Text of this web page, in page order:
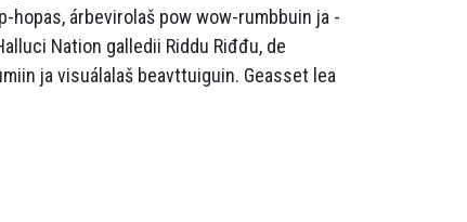
hopas, árbevirolaš pow wow-rumbbuin ja -
Nation galledii Riddu Riđđu, de
ja visuálalaš beavttuiguin. Geasset lea